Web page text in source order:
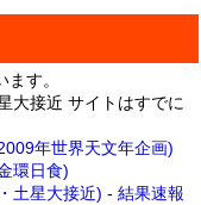
す。
大接近 サイトはすでに
年世界天文年企画)
環日食)
土星大接近) - 結果速報